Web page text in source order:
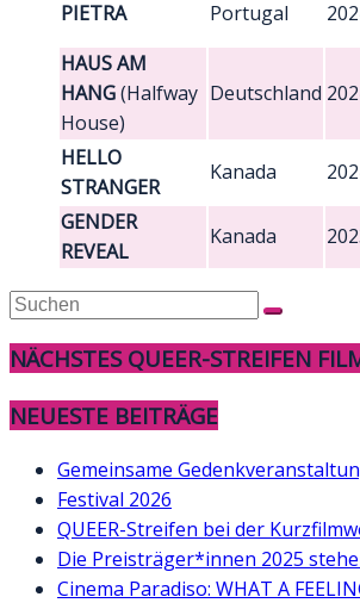
PIETRA
Portugal
HAUS AM
HANG(Halfway
House)
Deutschland
HELLO
STRANGER
Kanada
GENDER
REVEAL
Kanada
NÄCHSTES QUEER-STREIFEN
NEUESTE BEITRÄGE
Gemeinsame
Festival 2026
QUEER-Streifen bei der
Die Preisträger*innen 2025
Cinema Paradiso: WHAT A